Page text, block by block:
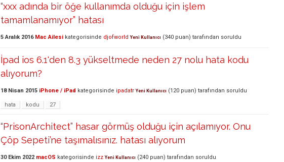
“xxx adında bir öğe kullanımda olduğu için işlem
tamamlanamıyor” hatası
5 Aralık 2016 Mac Ailesi kategorisinde djofworld Yeni Kullanıcı (340 puan) tarafından soruldu
İpad ios 6.1'den 8.3 yükseltmede neden 27 nolu hata kodu
alıyorum?
18 Nisan 2015 iPhone / iPad kategorisinde ipadatr Yeni Kullanıcı (120 puan) tarafından soruldu
hata kodu 27
“PrisonArchitect” hasar görmüş olduğu için açılamıyor. Onu
Çöp Sepeti’ne taşımalısınız. hatası alıyorum
30 Ekim 2022 macOS kategorisinde izz Yeni Kullanıcı (240 puan) tarafından soruldu